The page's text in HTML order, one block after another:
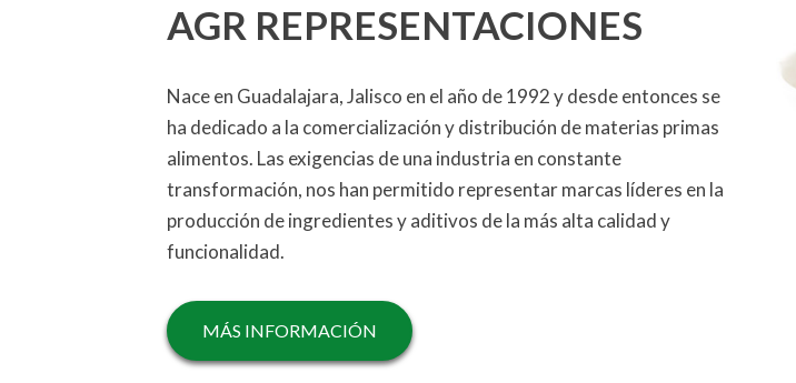
AGR REPRESENTACIONES
Nace en Guadalajara, Jalisco en el año de 1992 y desde entonces se
ha dedicado a la comercialización y distribución de materias primas
alimentos. Las exigencias de una industria en constante
transformación, nos han permitido representar marcas líderes en la
producción de ingredientes y aditivos de la más alta calidad y
funcionalidad.
MÁS INFORMACIÓN